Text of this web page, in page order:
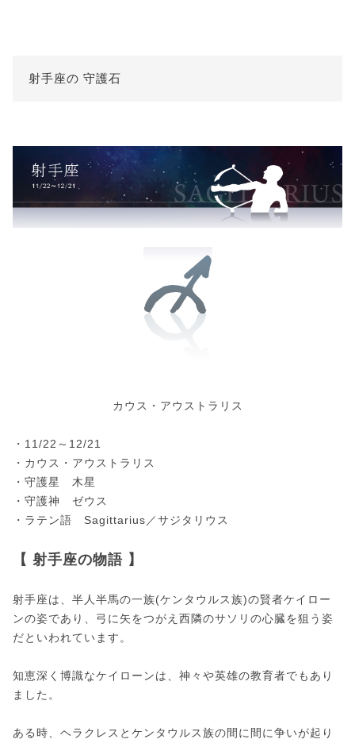
射手座の 守護石
カウス・アウストラリス
・11/22～12/21
・カウス・アウストラリス
・守護星 木星
・守護神 ゼウス
・ラテン語 Sagittarius／サジタリウス
【 射手座の物語 】
射手座は、半人半馬の一族(ケンタウルス族)の賢者ケイロー
ンの姿であり、弓に矢をつがえ西隣のサソリの心臓を狙う姿
だといわれています。
知恵深く博識なケイローンは、神々や英雄の教育者でもあり
ました。
ある時、ヘラクレスとケンタウルス族の間に間に争いが起り